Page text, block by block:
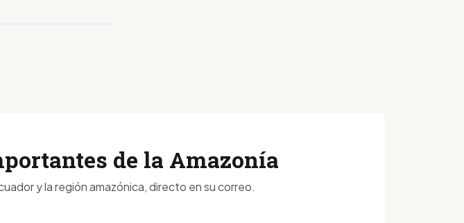
de la Amazonía
y la región amazónica, directo en su correo.